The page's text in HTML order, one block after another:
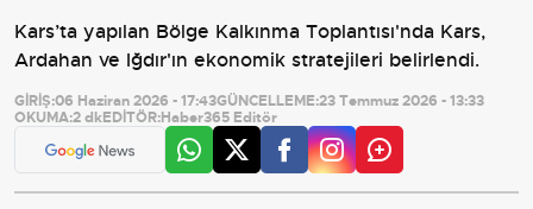
Kars’ta yapılan Bölge Kalkınma Toplantısı'nda Kars,
Ardahan ve Iğdır'ın ekonomik stratejileri belirlendi.
GİRİŞ:06 Haziran 2026 - 17:43GÜNCELLEME:23 Temmuz 2026 - 13:33
OKUMA:2 dkEDİTÖR:Haber365 Editör